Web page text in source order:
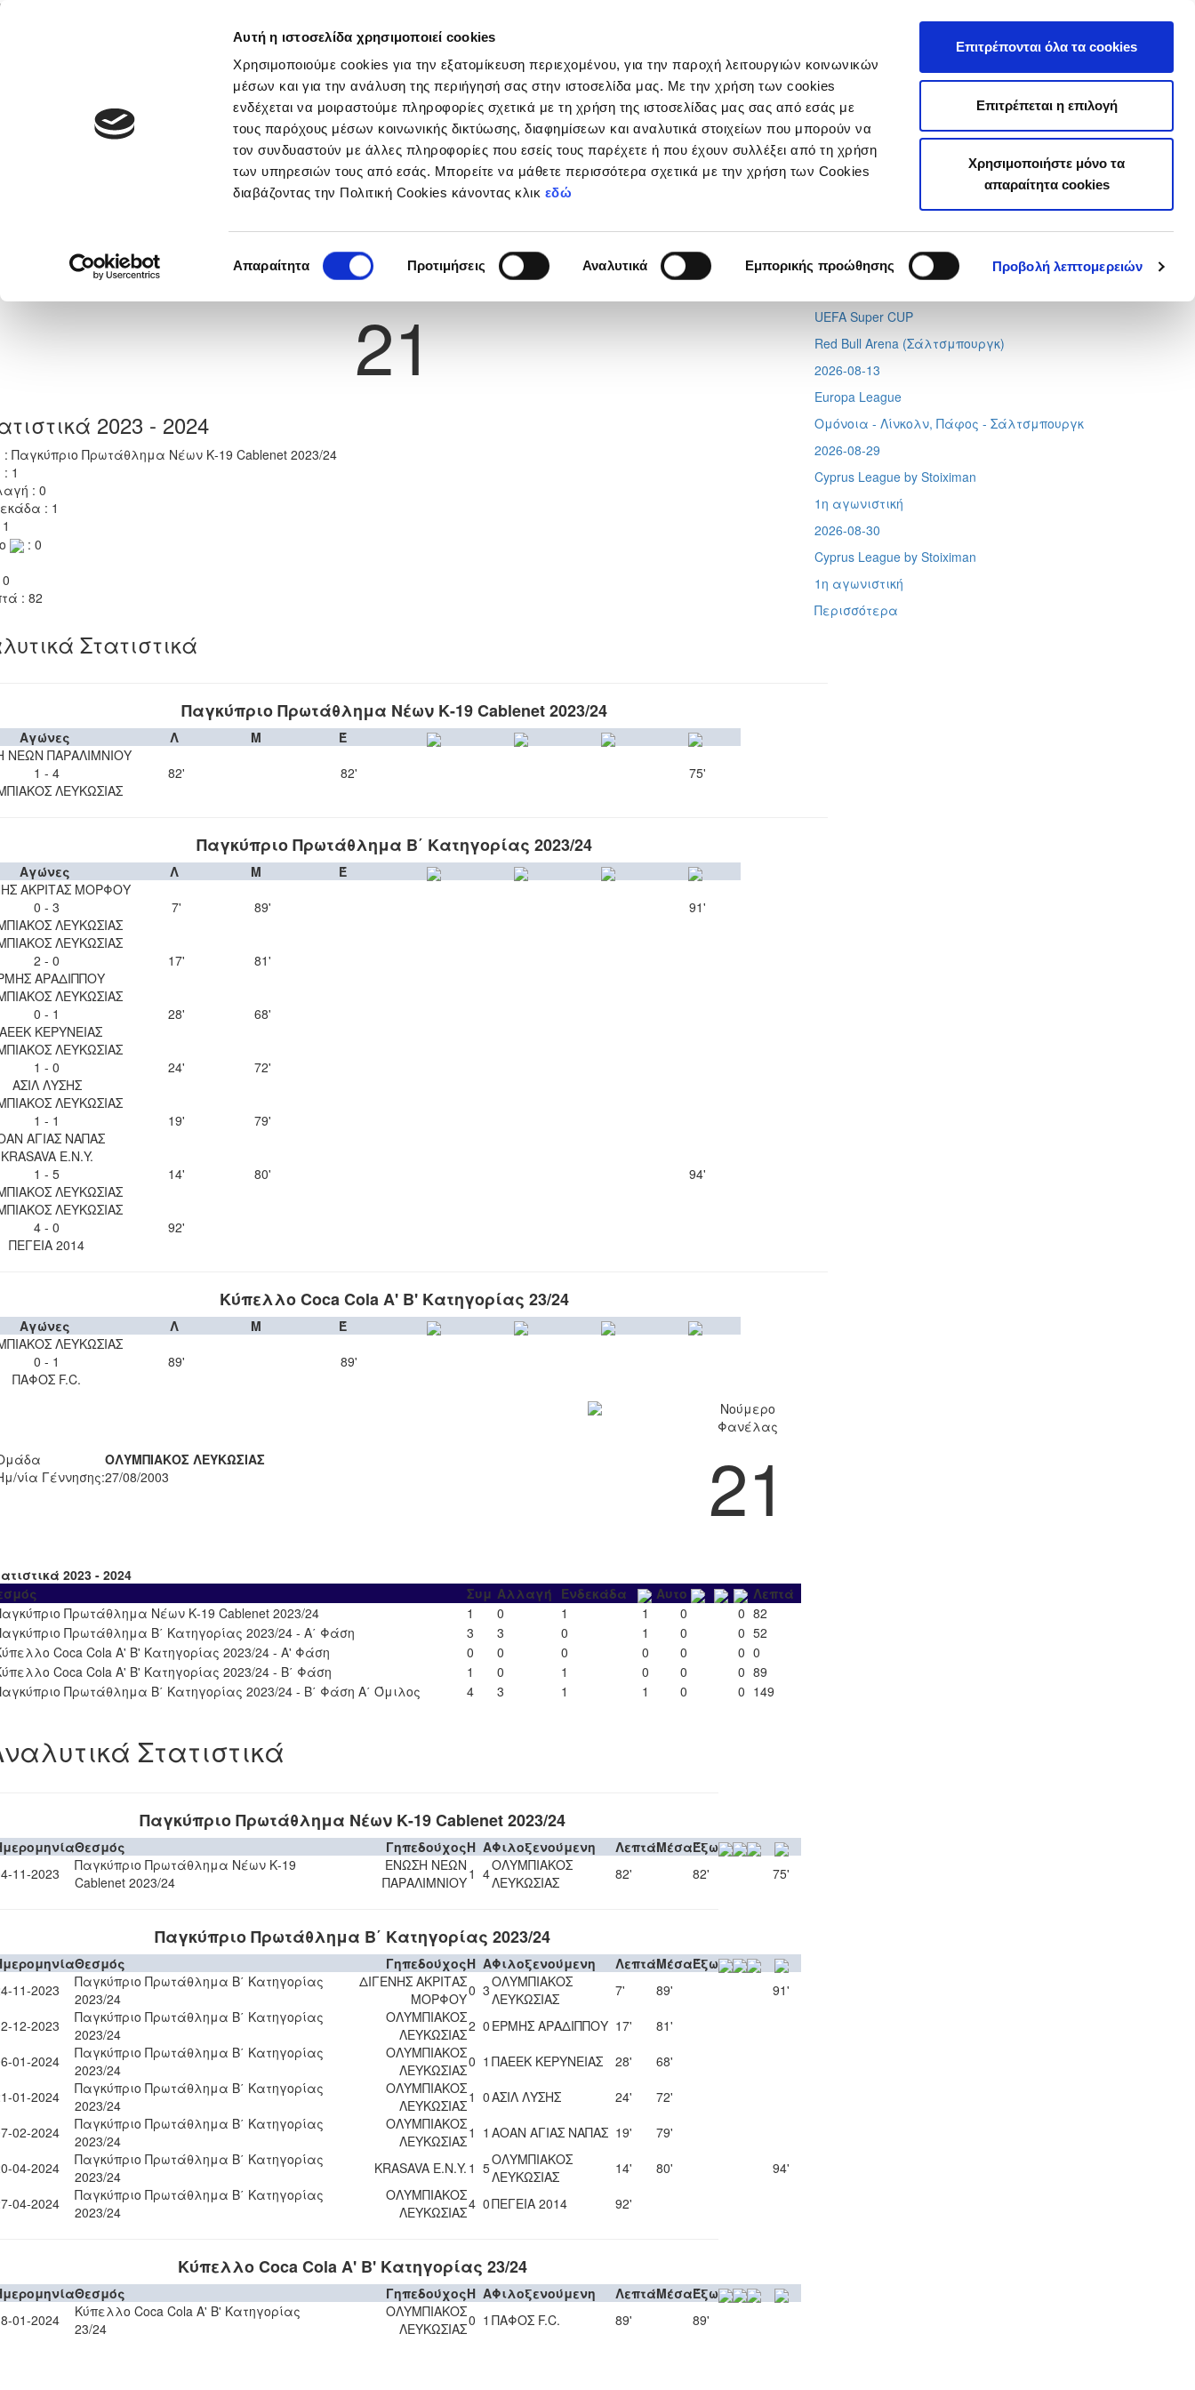
Αυτή η ιστοσελίδα χρησιμοποιεί cookies
Χρησιμοποιούμε cookies για την εξατομίκευση περιεχομένου, για την παροχή λειτουργιών κοινωνικών
μέσων και για την ανάλυση της περιήγησή σας στην ιστοσελίδα μας. Με την χρήση των cookies
ενδέχεται να μοιραστούμε πληροφορίες σχετικά με τη χρήση της ιστοσελίδας μας σας από εσάς με
τους παρόχους μέσων κοινωνικής δικτύωσης, διαφημίσεων και αναλυτικά στοιχείων που μπορούν να
τον συνδυαστούν με άλλες πληροφορίες που εσείς τους παρέχετε ή που έχουν συλλέξει από τη χρήση
των υπηρεσιών τους από εσάς. Μπορείτε να μάθετε περισσότερα σχετικά με την χρήση των Cookies
διαβάζοντας την Πολιτική Cookies κάνοντας κλικ εδώ
συγκατάθεσης
Απαραίτητα Προτιμήσεις Αναλυτικά Εμπορικής προώθησης Προβολή λεπτομερειών
Επιτρέπονται όλα τα cookies
Επιτρέπεται η επιλογή
Χρησιμοποιήστε μόνο τα
απαραίτητα cookies
Νέα & Πληροφορίες Εθνικές Ομάδες Διοργανώσεις
Previous Next
LOURENCO MOREIRA DE MIRANDA E MAGALHAES
27/08/2003
Νούμερο Φανέλας
21
2023 - 2024
: Παγκύπριο Πρωτάθλημα Νέων Κ-19 Cablenet 2023/24
1
: 0
: 1
: 0
: 82
Στατιστικά
Παγκύπριο Πρωτάθλημα Νέων Κ-19 Cablenet 2023/24
Αγώνες Λ Μ
Έ
ΝΕΩΝ ΠΑΡΑΛΙΜΝΙΟΥ
1 - 4
ΛΕΥΚΩΣΙΑΣ
82' 82' 75'
Παγκύπριο Πρωτάθλημα Β΄ Κατηγορίας 2023/24
Αγώνες Λ Μ
Έ
ΑΚΡΙΤΑΣ ΜΟΡΦΟΥ
0 - 3
ΛΕΥΚΩΣΙΑΣ
7' 89'
91'
ΛΕΥΚΩΣΙΑΣ
2 - 0
ΑΡΑΔΙΠΠΟΥ
17'
81'
ΛΕΥΚΩΣΙΑΣ
0 - 1
ΚΕΡΥΝΕΙΑΣ
28'
68'
ΛΕΥΚΩΣΙΑΣ
1 - 0
ΑΣΙΛ ΛΥΣΗΣ
24'
72'
ΛΕΥΚΩΣΙΑΣ
1 - 1
ΑΓΙΑΣ ΝΑΠΑΣ
19'
79'
KRASAVA Ε.Ν.Y.
1 - 5
ΛΕΥΚΩΣΙΑΣ
14' 80'
94'
ΛΕΥΚΩΣΙΑΣ
4 - 0
ΠΕΓΕΙΑ 2014
92'
Κύπελλο Coca Cola Α' Β' Κατηγορίας 23/24
Αγώνες Λ Μ
Έ
ΛΕΥΚΩΣΙΑΣ
0 - 1
ΠΑΦΟΣ F.C.
89' 89'
ΟΛΥΜΠΙΑΚΟΣ ΛΕΥΚΩΣΙΑΣ
νία Γέννησης:27/08/2003
Νούμερο
Φανέλας
21
2023 - 2024
Συμ Αλλαγή Ενδεκάδα Αυτο
Λεπτά
Πρωτάθλημα Νέων Κ-19 Cablenet 2023/24
1 0 1 1 0 0 82
Πρωτάθλημα Β΄ Κατηγορίας 2023/24 - Α΄ Φάση
3 3 0 1 0 0 52
Coca Cola Α' Β' Κατηγορίας 2023/24 - Α' Φάση
0 0 0 0 0 0 0
Coca Cola Α' Β' Κατηγορίας 2023/24 - Β΄ Φάση
1 0 1 0 0 0 89
Πρωτάθλημα Β΄ Κατηγορίας 2023/24 - Β΄ Φάση Α΄ Όμιλος
4 3 1 1 0 0 149
Στατιστικά
Παγκύπριο Πρωτάθλημα Νέων Κ-19 Cablenet 2023/24
Θεσμός ΓηπεδούχοςH AΦιλοξενούμενη ΛεπτάΜέσαΈξω
11-2023
Παγκύπριο Πρωτάθλημα Νέων Κ-19
Cablenet 2023/24
ΕΝΩΣΗ ΝΕΩΝ
ΠΑΡΑΛΙΜΝΙΟΥ1 4ΟΛΥΜΠΙΑΚΟΣ
ΛΕΥΚΩΣΙΑΣ
82' 82' 75'
Παγκύπριο Πρωτάθλημα Β΄ Κατηγορίας 2023/24
Θεσμός ΓηπεδούχοςH AΦιλοξενούμενη ΛεπτάΜέσαΈξω
11-2023
Παγκύπριο Πρωτάθλημα Β΄ Κατηγορίας
2023/24
ΔΙΓΕΝΗΣ ΑΚΡΙΤΑΣ
ΜΟΡΦΟΥ0 3ΟΛΥΜΠΙΑΚΟΣ
ΛΕΥΚΩΣΙΑΣ
7' 89'
91'
12-2023
Παγκύπριο Πρωτάθλημα Β΄ Κατηγορίας
2023/24
ΟΛΥΜΠΙΑΚΟΣ
ΛΕΥΚΩΣΙΑΣ2 0 ΕΡΜΗΣ ΑΡΑΔΙΠΠΟΥ 17'
81'
01-2024
Παγκύπριο Πρωτάθλημα Β΄ Κατηγορίας
2023/24
ΟΛΥΜΠΙΑΚΟΣ
ΛΕΥΚΩΣΙΑΣ0 1 ΠΑΕΕΚ ΚΕΡΥΝΕΙΑΣ 28'
68'
01-2024
Παγκύπριο Πρωτάθλημα Β΄ Κατηγορίας
2023/24
ΟΛΥΜΠΙΑΚΟΣ
ΛΕΥΚΩΣΙΑΣ1 0ΑΣΙΛ ΛΥΣΗΣ 24'
72'
02-2024
Παγκύπριο Πρωτάθλημα Β΄ Κατηγορίας
2023/24
ΟΛΥΜΠΙΑΚΟΣ
ΛΕΥΚΩΣΙΑΣ1 1 ΑΟΑΝ ΑΓΙΑΣ ΝΑΠΑΣ 19'
79'
04-2024
Παγκύπριο Πρωτάθλημα Β΄ Κατηγορίας
2023/24
KRASAVA Ε.Ν.Y. 1 5ΟΛΥΜΠΙΑΚΟΣ
ΛΕΥΚΩΣΙΑΣ
14' 80'
94'
04-2024
Παγκύπριο Πρωτάθλημα Β΄ Κατηγορίας
2023/24
ΟΛΥΜΠΙΑΚΟΣ
ΛΕΥΚΩΣΙΑΣ4 0ΠΕΓΕΙΑ 2014 92'
Κύπελλο Coca Cola Α' Β' Κατηγορίας 23/24
Θεσμός ΓηπεδούχοςH AΦιλοξενούμενη ΛεπτάΜέσαΈξω
01-2024
Κύπελλο Coca Cola Α' Β' Κατηγορίας
23/24
ΟΛΥΜΠΙΑΚΟΣ
ΛΕΥΚΩΣΙΑΣ0 1 ΠΑΦΟΣ F.C. 89' 89'
Tweets by CyprusFA
Προσεχή γεγονότα
Conference League
Απόλλων - Μπραν
UEFA Super CUP
Red Bull Arena (Σάλτσμπουργκ)
2026-08-13
Europa League
Ομόνοια - Λίνκολν, Πάφος - Σάλτσμπουργκ
2026-08-29
Cyprus League by Stoiximan
1η αγωνιστική
2026-08-30
Cyprus League by Stoiximan
1η αγωνιστική
Περισσότερα